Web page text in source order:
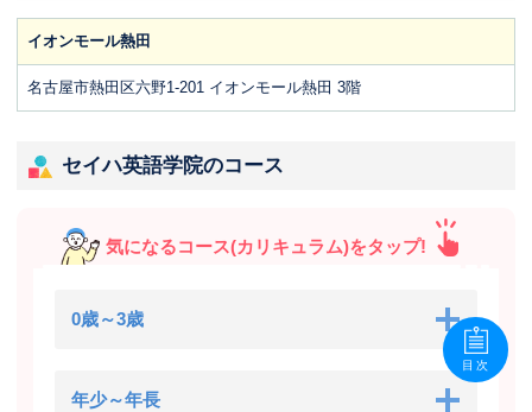
イオンモール熱田
名古屋市熱田区六野1-201 イオンモール熱田 3階
セイハ英語学院のコース
気になるコース(カリキュラム)をタップ!
0歳～3歳
年少～年長
目次